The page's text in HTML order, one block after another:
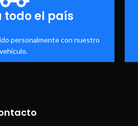
todo el país
personalmente con nuestro
vehículo.